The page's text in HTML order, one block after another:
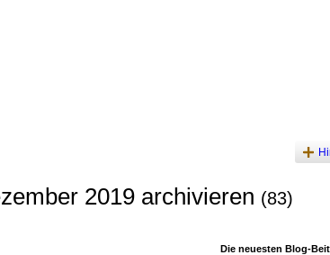
2019 archivieren (83)
Die neuesten Blog-